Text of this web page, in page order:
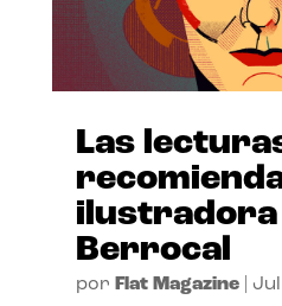
Las
ilustradora
Berrocal
por Flat Magazine|